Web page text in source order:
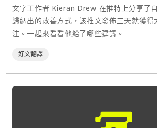
文字工作者 Kieran Drew 在推特上分享了
歸納出的改善方式，該推文發佈三天就獲得
注。一起來看看他給了哪些建議。
好文翻譯